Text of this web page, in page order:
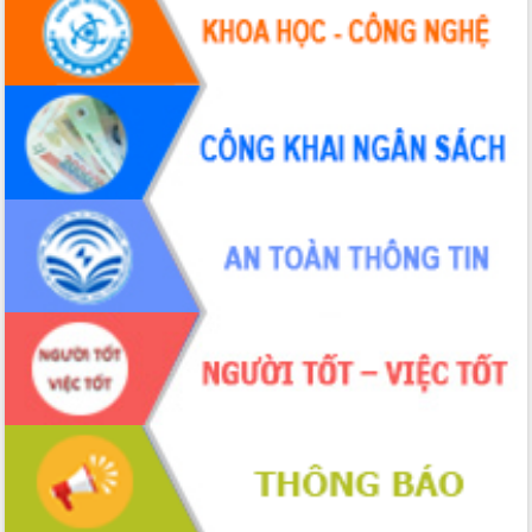
hiện nhiệm vụ quản lý tài sản công
hàng tuần
Tháo gỡ những vướng mắc, đẩy mạnh
công tác cải cách thủ tục hành chính
tại Trung tâm Phục vụ hành chính
công tỉnh
Đắk Lắk: Tôn vinh 46 giải pháp tại Hội
thi Sáng tạo Kỹ thuật 2024 - 2025
Đắk Lắk rà soát, điều chỉnh Đề án 190
về phát triển nuôi trồng thủy sản
Phó Chủ tịch UBND tỉnh Đắk Lắk
Trương Công Thái kiểm tra thực địa
Dự án cao tốc Khánh Hòa - Buôn Ma
Thuột
Định vị cà phê Việt Nam như một “di
sản sống” trong dòng chảy toàn cầu
Xây dựng nông thôn mới: Nâng cao đời
sống người dân từ những mô hình thiết
thực
Quyết liệt tháo gỡ vướng mắc, đẩy